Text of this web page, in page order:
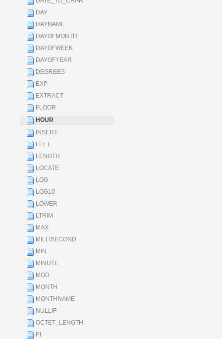
DAY
DAYNAME
DAYOFMONTH
DAYOFWEEK
DAYOFYEAR
DEGREES
EXP
EXTRACT
FLOOR
HOUR
INSERT
LEFT
LENGTH
LOCATE
LOG
LOG10
LOWER
LTRIM
MAX
MILLISECOND
MIN
MINUTE
MOD
MONTH
MONTHNAME
NULLIF
OCTET_LENGTH
PI